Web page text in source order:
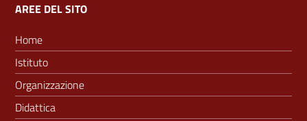
AREE DEL SITO
Home
Istituto
Organizzazione
Didattica